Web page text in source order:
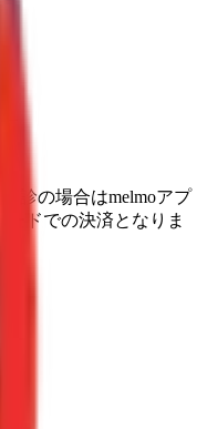
診の場合はmelmoアプ
ドでの決済となりま